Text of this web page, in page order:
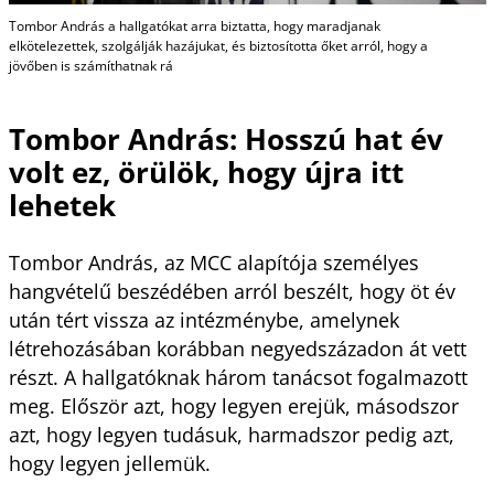
Tombor András a hallgatókat arra biztatta, hogy maradjanak
elkötelezettek, szolgálják hazájukat, és biztosította őket arról, hogy a
jövőben is számíthatnak rá
Tombor András: Hosszú hat év
volt ez, örülök, hogy újra itt
lehetek
Tombor András, az MCC alapítója személyes
hangvételű beszédében arról beszélt, hogy öt év
után tért vissza az intézménybe, amelynek
létrehozásában korábban negyedszázadon át vett
részt. A hallgatóknak három tanácsot fogalmazott
meg. Először azt, hogy legyen erejük, másodszor
azt, hogy legyen tudásuk, harmadszor pedig azt,
hogy legyen jellemük.